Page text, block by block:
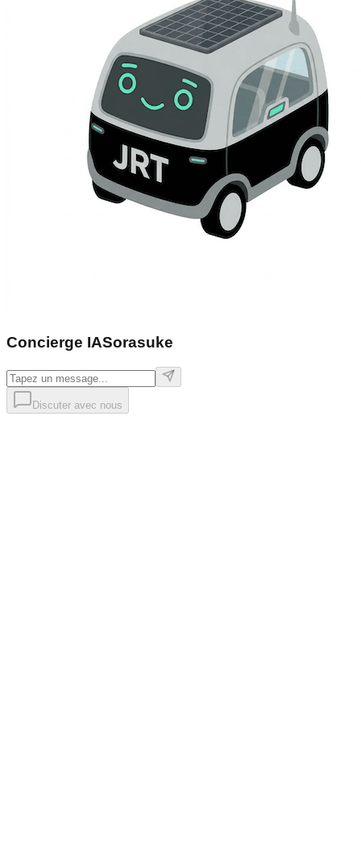
Concierge IASorasuke
Discuter avec nous